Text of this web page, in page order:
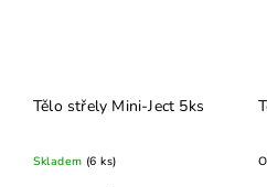
Tělo střely Mini-Ject 5ks
Skladem (6 ks)